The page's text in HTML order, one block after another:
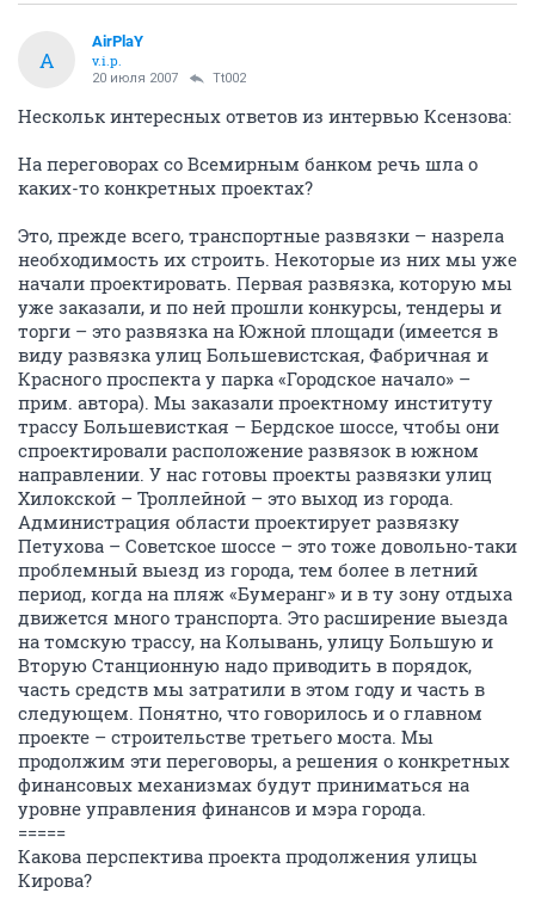
A
AirPlaY
v.i.p.
20 июля 2007 Tt002
Нескольк интересных ответов из интервью Ксензова:
На переговорах со Всемирным банком речь шла о
каких-то конкретных проектах?
Это, прежде всего, транспортные развязки – назрела
необходимость их строить. Некоторые из них мы уже
начали проектировать. Первая развязка, которую мы
уже заказали, и по ней прошли конкурсы, тендеры и
торги – это развязка на Южной площади (имеется в
виду развязка улиц Большевистская, Фабричная и
Красного проспекта у парка «Городское начало» –
прим. автора). Мы заказали проектному институту
трассу Большевисткая – Бердское шоссе, чтобы они
спроектировали расположение развязок в южном
направлении. У нас готовы проекты развязки улиц
Хилокской – Троллейной – это выход из города.
Администрация области проектирует развязку
Петухова – Советское шоссе – это тоже довольно-таки
проблемный выезд из города, тем более в летний
период, когда на пляж «Бумеранг» и в ту зону отдыха
движется много транспорта. Это расширение выезда
на томскую трассу, на Колывань, улицу Большую и
Вторую Станционную надо приводить в порядок,
часть средств мы затратили в этом году и часть в
следующем. Понятно, что говорилось и о главном
проекте – строительстве третьего моста. Мы
продолжим эти переговоры, а решения о конкретных
финансовых механизмах будут приниматься на
уровне управления финансов и мэра города.
=====
Какова перспектива проекта продолжения улицы
Кирова?